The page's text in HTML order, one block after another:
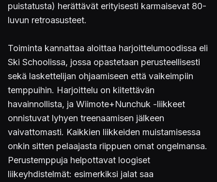
puistatusta) herättävät erityisesti karmaisevat 80-
luvun retroasusteet.
Toiminta kannattaa aloittaa harjoittelumoodissa eli
Ski Schoolissa, jossa opastetaan perusteellisesti
sekä laskettelijan ohjaamiseen että vaikeimpiin
temppuihin. Harjoittelu on kiitettävän
havainnollista, ja Wiimote+Nunchuk -liikkeet
onnistuvat lyhyen treenaamisen jälkeen
vaivattomasti. Kaikkien liikkeiden muistamisessa
onkin sitten pelaajasta riippuen omat ongelmansa.
Perustemppuja helpottavat loogiset
liikeyhdistelmät: esimerkiksi jalat saa